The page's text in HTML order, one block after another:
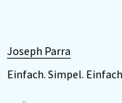
Joseph Parra
Einfach. Simpel.